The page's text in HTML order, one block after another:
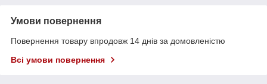
Умови повернення
Повернення товару впродовж 14 днів за домовленістю
Всі умови повернення